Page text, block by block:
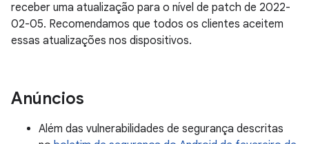
receber uma atualização para o nível de patch de 2022-
02-05. Recomendamos que todos os clientes aceitem
essas atualizações nos dispositivos.
Anúncios
Além das vulnerabilidades de segurança descritas